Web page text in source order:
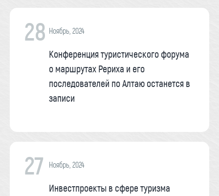
28 Ноябрь, 2024
Конференция туристического форума
о маршрутах Рериха и его
последователей по Алтаю останется в
записи
27 Ноябрь, 2024
Инвестпроекты в сфере туризма